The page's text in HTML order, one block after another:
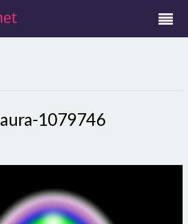
aura-1079746